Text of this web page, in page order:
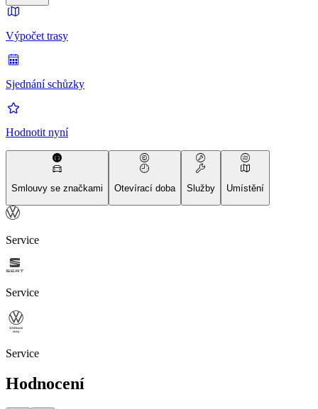
Výpočet trasy
Sjednání schůzky
Hodnotit nyní
Smlouvy se značkami Otevírací doba Služby Umístění
Service
Service
Service
Hodnocení